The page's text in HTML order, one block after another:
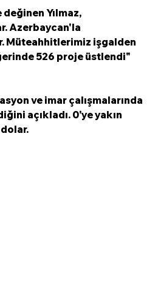
Yılmaz,
Azerbaycan'la
Müteahhitlerimiz işgalden
526 proje üstlendi"
ve imar çalışmalarında
açıkladı. 0'ye yakın